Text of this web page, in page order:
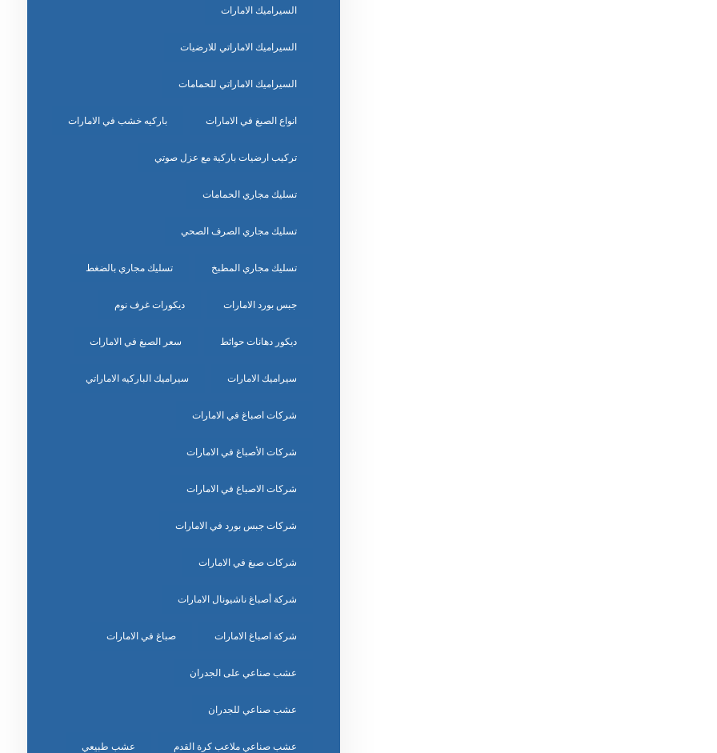
السيراميك الامارات
السيراميك الاماراتي للارضيات
السيراميك الاماراتي للحمامات
انواع الصبغ في الامارات باركيه خشب في الامارات
تركيب ارضيات باركية مع عزل صوتي
تسليك مجاري الحمامات
تسليك مجاري الصرف الصحي
تسليك مجاري المطبخ تسليك مجاري بالضغط
جبس بورد الامارات ديكورات غرف نوم
ديكور دهانات حوائط سعر الصبغ في الامارات
سيراميك الامارات سيراميك الباركيه الاماراتي
شركات اصباغ في الامارات
شركات الأصباغ في الامارات
شركات الاصباغ في الامارات
شركات جبس بورد في الامارات
شركات صبغ في الامارات
شركة أصباغ ناشيونال الامارات
شركة اصباغ الامارات صباغ في الامارات
عشب صناعي على الجدران
عشب صناعي للجدران
عشب صناعي ملاعب كرة القدم عشب طبيعي